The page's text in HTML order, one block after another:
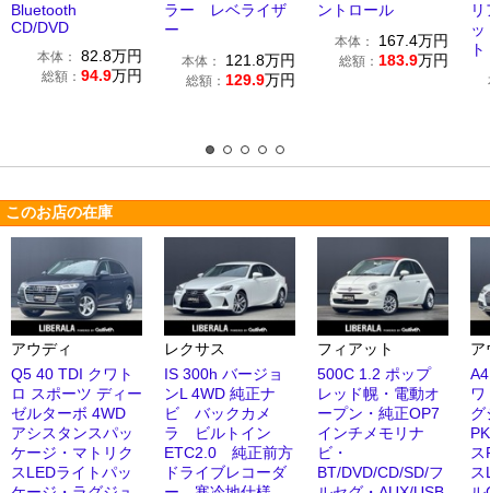
Bluetooth
CD/DVD
本体： 82.8万円
総額： 94.9万円
ラー レベライザ
ー
本体： 121.8万円
総額： 129.9万円
ントロール
本体： 167.4万円
総額： 183.9万円
ト
このお店の在庫
アウディ
Q5 40 TDI クワト
ロ スポーツ ディー
ゼルターボ 4WD
アシスタンスパッ
ケージ・マトリク
スLEDライトパッ
レクサス
IS 300h バージョ
ンL 4WD 純正ナ
ビ バックカメ
ラ ビルトイン
ETC2.0 純正前方
ドライブレコーダ
フィアット
500C 1.2 ポップ
レッド幌・電動オ
ープン・純正OP7
インチメモリナ
ビ・
BT/DVD/CD/SD/フ
ア
ワ
グ